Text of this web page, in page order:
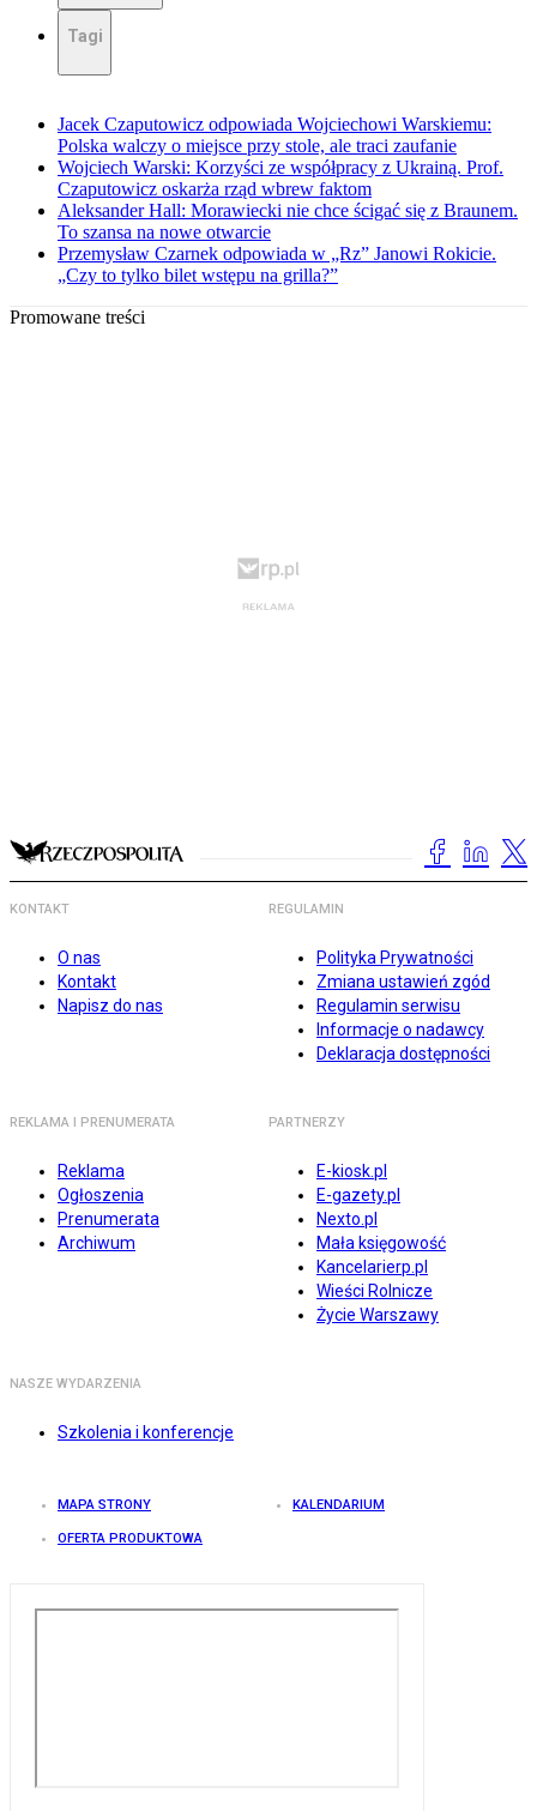
Tagi
Jacek Czaputowicz odpowiada Wojciechowi Warskiemu:
Polska walczy o miejsce przy stole, ale traci zaufanie
Wojciech Warski: Korzyści ze współpracy z Ukrainą. Prof.
Czaputowicz oskarża rząd wbrew faktom
Aleksander Hall: Morawiecki nie chce ścigać się z Braunem.
To szansa na nowe otwarcie
Przemysław Czarnek odpowiada w „Rz” Janowi Rokicie.
„Czy to tylko bilet wstępu na grilla?”
Promowane treści
KONTAKT
O nas
Kontakt
Napisz do nas
REGULAMIN
Polityka Prywatności
Zmiana ustawień zgód
Regulamin serwisu
Informacje o nadawcy
Deklaracja dostępności
REKLAMA I PRENUMERATA
Reklama
Ogłoszenia
Prenumerata
Archiwum
PARTNERZY
E-kiosk.pl
E-gazety.pl
Nexto.pl
Mała księgowość
Kancelarierp.pl
Wieści Rolnicze
Życie Warszawy
NASZE WYDARZENIA
Szkolenia i konferencje
MAPA STRONY KALENDARIUM
OFERTA PRODUKTOWA